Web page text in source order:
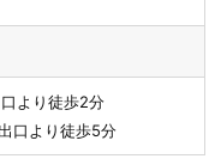
より徒歩2分
口より徒歩5分